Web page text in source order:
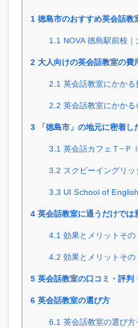
1 徳島市のおすすめ英会話教
1.1 NOVA 徳島駅前校
2 大人向けの英会話教室の費
2.1 英会話教室にかかる
2.2 英会話教室にかかる
3 「徳島市」の地元に密着
3.1 英会話カフェＴ−Ｐ
3.2 スクビーイングリッ
3.3 UI School of English
4 英会話教室に通うだけでは
4.1 効果とメリットそ
4.2 効果とメリットそ
5 英会話教室の口コミ・評判
6 英会話教室の選び方
6.1 英会話教室の選び方